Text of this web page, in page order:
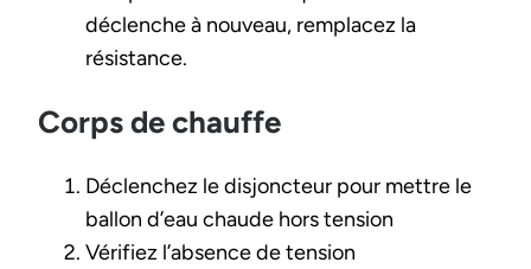
déclenche à nouveau, remplacez la
résistance.
Corps de chauffe
Déclenchez le disjoncteur pour mettre le
ballon d’eau chaude hors tension
Vérifiez l’absence de tension